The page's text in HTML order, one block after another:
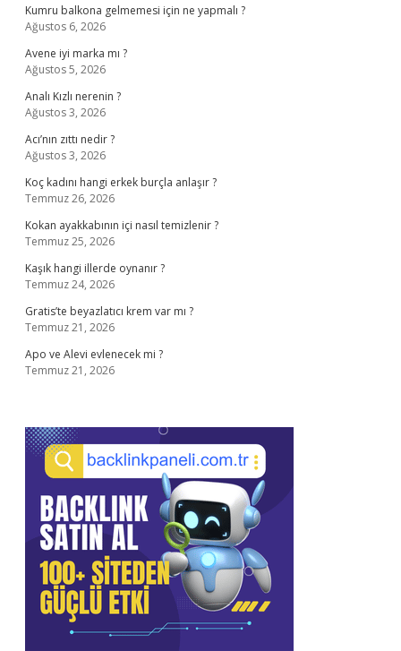
Kumru balkona gelmemesi için ne yapmalı ?
Ağustos 6, 2026
Avene iyi marka mı ?
Ağustos 5, 2026
Analı Kızlı nerenin ?
Ağustos 3, 2026
Acı’nın zıttı nedir ?
Ağustos 3, 2026
Koç kadını hangi erkek burçla anlaşır ?
Temmuz 26, 2026
Kokan ayakkabının içi nasıl temizlenir ?
Temmuz 25, 2026
Kaşık hangi illerde oynanır ?
Temmuz 24, 2026
Gratis’te beyazlatıcı krem var mı ?
Temmuz 21, 2026
Apo ve Alevi evlenecek mi ?
Temmuz 21, 2026